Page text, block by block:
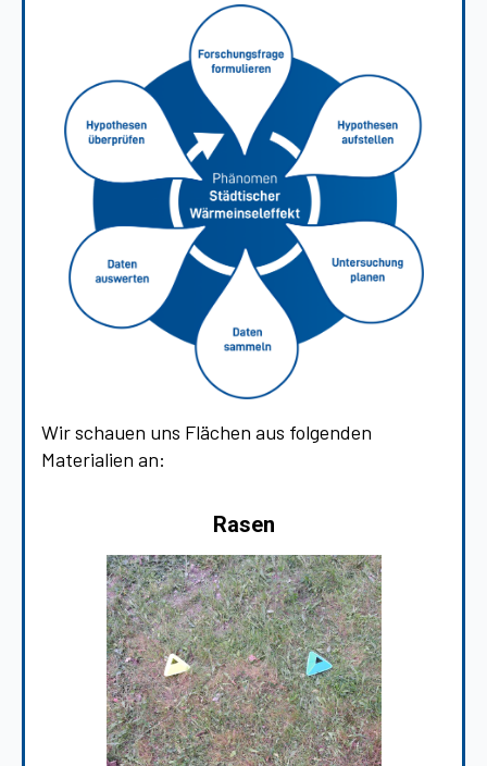
Wir schauen uns Flächen aus folgenden
Materialien an:
Rasen